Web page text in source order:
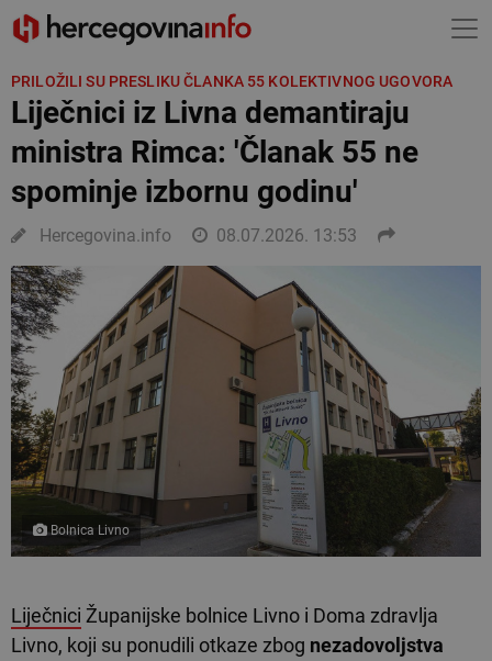
PRILOŽILI SU PRESLIKU ČLANKA 55 KOLEKTIVNOG UGOVORA
Liječnici iz Livna demantiraju
ministra Rimca: 'Članak 55 ne
spominje izbornu godinu'
Hercegovina.info 08.07.2026. 13:53
Bolnica Livno
Liječnici Županijske bolnice Livno i Doma zdravlja
Livno, koji su ponudili otkaze zbog nezadovoljstva